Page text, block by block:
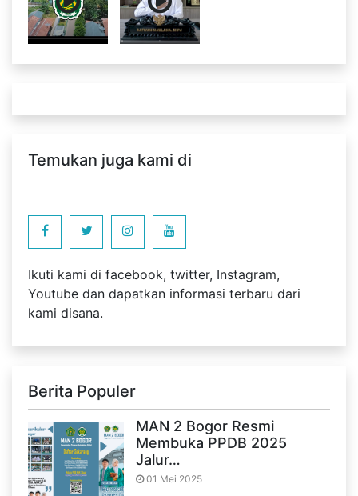
Temukan juga kami di
Ikuti kami di facebook, twitter, Instagram,
Youtube dan dapatkan informasi terbaru dari
kami disana.
Berita Populer
MAN 2 Bogor Resmi
Membuka PPDB 2025
Jalur…
01 Mei 2025